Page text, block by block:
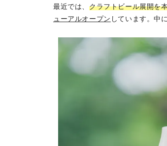
最近では、 クラフトビール展開を
ューアルオープン しています。中